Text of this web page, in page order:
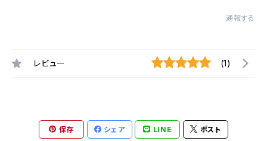
通報する
レビュー (1)
保存 シェア LINE ポスト